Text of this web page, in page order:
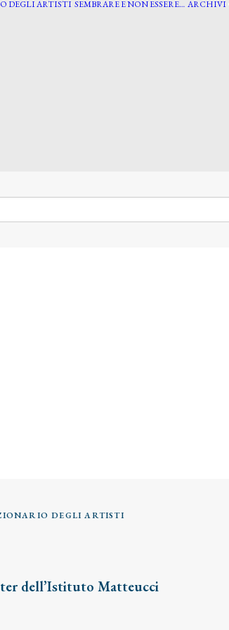
DEGLI ARTISTI SEMBRARE E NON ESSERE… ARCHIVI
DEGLI ARTISTI
dell’Istituto Matteucci